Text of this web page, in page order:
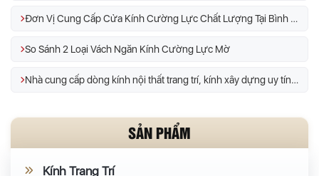
Đơn Vị Cung Cấp Cửa Kính Cường Lực Chất Lượng Tại Bình Tân
So Sánh 2 Loại Vách Ngăn Kính Cường Lực Mờ
Nhà cung cấp dòng kính nội thất trang trí, kính xây dựng uy tín Bình Tân
SẢN PHẨM
Kính Trang Trí